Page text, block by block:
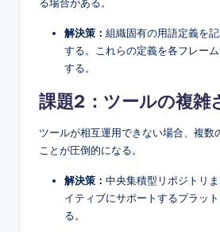
解決策： 組織固有の用語定義を
する。これらの定義を各フレー
する。
課題2：ツールの複雑
ツールが相互運用できない場合、複数
ことが圧倒的になる。
解決策： 中央集積型リポジトリ
イティブにサポートするプラッ
る。